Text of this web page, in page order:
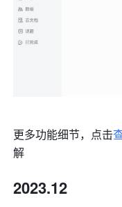
更多功能细节，点击
解
2023.12